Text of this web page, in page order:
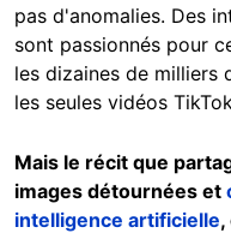
pas d'anomalies. Des
sont passionnés pour
les dizaines de milliers
les seules vidéos
Mais le récit que
images détournées et
intelligence artificielle,